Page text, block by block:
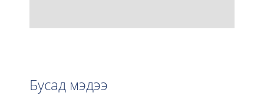
Бусад мэдээ